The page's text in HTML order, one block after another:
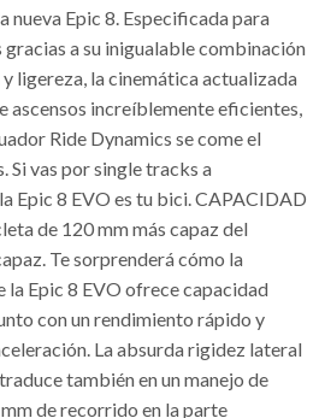
nueva Epic 8. Especificada para
gracias a su inigualable combinación
ligereza, la cinemática actualizada
ascensos increíblemente eficientes,
Ride Dynamics se come el
Si vas por single tracks a
Epic 8 EVO es tu bici. CAPACIDAD
de 120 mm más capaz del
Te sorprenderá cómo la
Epic 8 EVO ofrece capacidad
con un rendimiento rápido y
La absurda rigidez lateral
también en un manejo de
de recorrido en la parte